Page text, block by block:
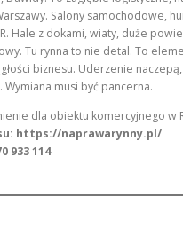
Salony samochodowe,
Hale z dokami, wiaty, duże
Tu rynna to nie detal. To
biznesu. Uderzenie
musi być pancerna.
dla obiektu komercyjnego w
https://naprawarynny.pl/
933 114